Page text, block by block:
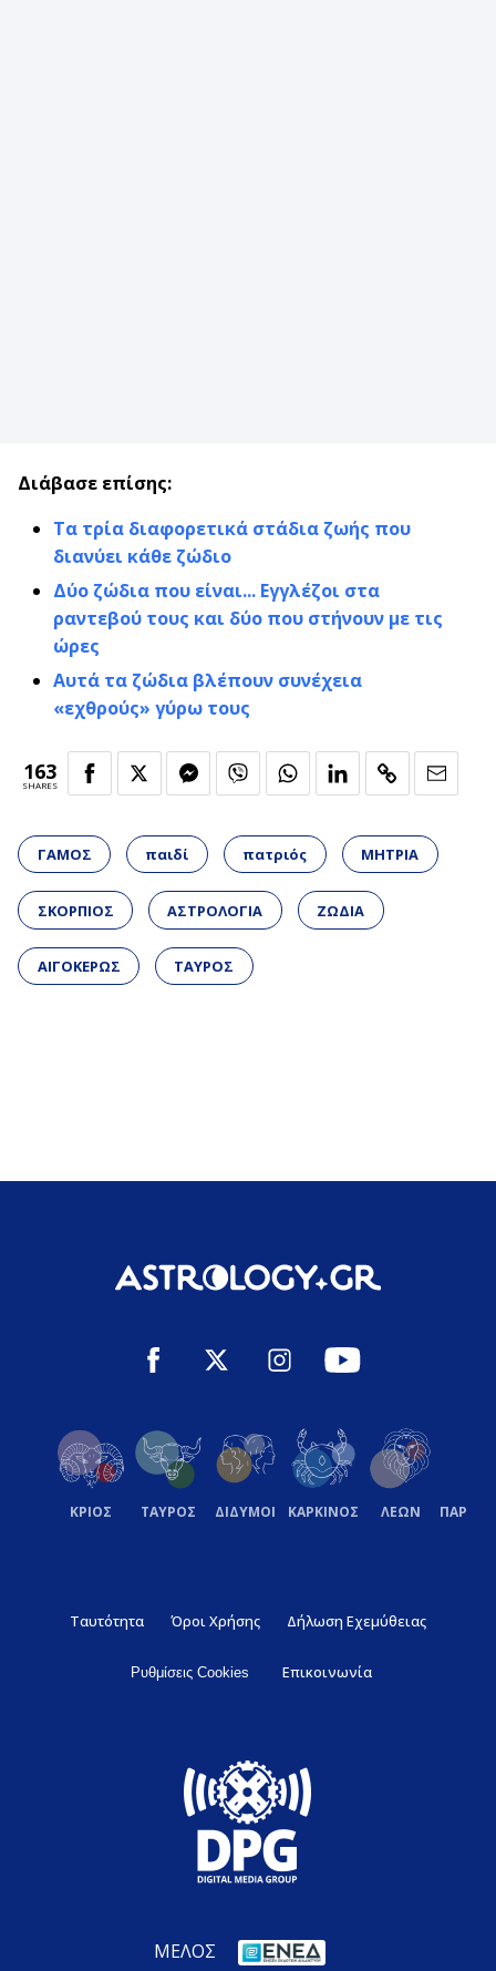
Διάβασε επίσης:
Τα τρία διαφορετικά στάδια ζωής που
διανύει κάθε ζώδιο
Δύο ζώδια που είναι... Εγγλέζοι στα
ραντεβού τους και δύο που στήνουν με τις
ώρες
Αυτά τα ζώδια βλέπουν συνέχεια
«εχθρούς» γύρω τους
163
SHARES
ΓΑΜΟΣ παιδί πατριός ΜΗΤΡΙΑ
ΣΚΟΡΠΙΟΣ ΑΣΤΡΟΛΟΓΙΑ ΖΩΔΙΑ
ΑΙΓΟΚΕΡΩΣ ΤΑΥΡΟΣ
ΚΡΙΟΣ ΤΑΥΡΟΣ ΔΙΔΥΜΟΙ ΚΑΡΚΙΝΟΣ ΛΕΩΝ
Ταυτότητα Όροι Χρήσης Δήλωση Εχεμύθειας
Ρυθμίσεις Cookies Επικοινωνία
ΜΕΛΟΣ